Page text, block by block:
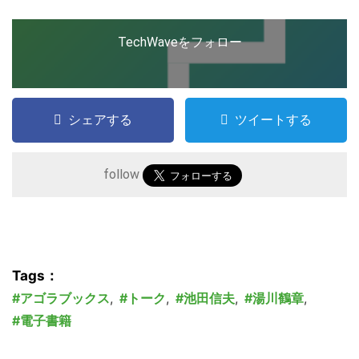
TechWaveをフォロー
シェアする ツイートする
follow
Tags：
アゴラブックス, トーク, 池田信夫, 湯川鶴章,
電子書籍